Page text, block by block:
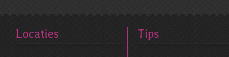
Locaties Tips